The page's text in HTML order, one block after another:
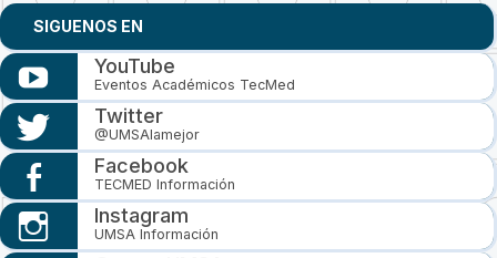
SIGUENOS EN
YouTube
Eventos Académicos TecMed
Twitter
@UMSAlamejor
Facebook
TECMED Información
Instagram
UMSA Información